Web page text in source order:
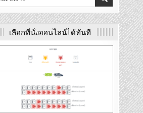
เลือกที่นั่งออนไลน์ได้ทันที